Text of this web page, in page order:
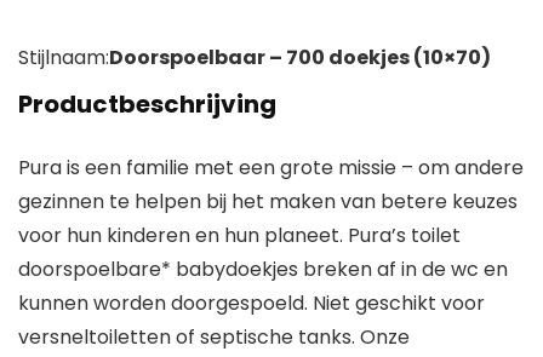
Stijlnaam:Doorspoelbaar – 700 doekjes (10×70)
Productbeschrijving
Pura is een familie met een grote missie – om andere
gezinnen te helpen bij het maken van betere keuzes
voor hun kinderen en hun planeet. Pura’s toilet
doorspoelbare* babydoekjes breken af in de wc en
kunnen worden doorgespoeld. Niet geschikt voor
versneltoiletten of septische tanks. Onze